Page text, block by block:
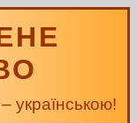
українською!